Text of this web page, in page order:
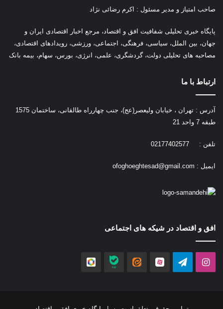
صاحب امتیاز و مدیر مسئول : اکرم رضائی نژاد
پایگاه خبری تحلیلی شفافیت افق و اقتصاد، مرجع اخبار اقتصادی ایران و
جهان، بین الملل، سیاسی، فرهنگی، اجتماعی، ورزشی، رویدادهای اقتصادی،
مصاحبه های تحلیلی دولت، گردشگری، علمی، انرژی، بورس، سهام، بیمه بانک
ارتباط با ما
آدرس : تهران ، خیابان ولیعصر(عج)، جنب چهارراه طالقانی، ساختمان 1575
طبقه 7 واحد 21
تلفن : 02177402577
ایمیل : ofoghoeghtesad@gmail.com
افق و اقتصاد در شیکه های اجتماعی
اینستاگرامتلگرام آپارات ایتا بله